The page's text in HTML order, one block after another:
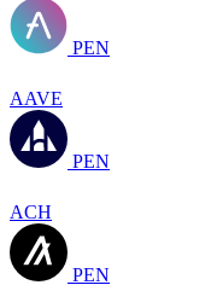
PEN
AAVE
PEN
ACH
PEN